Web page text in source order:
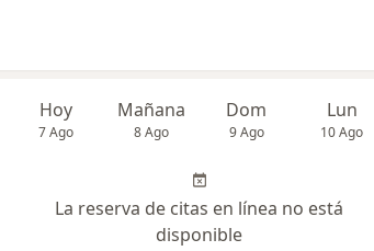
Hoy
7 Ago
Mañana
8 Ago
Dom
9 Ago
Lun
10 Ago
La reserva de citas en línea no está
disponible